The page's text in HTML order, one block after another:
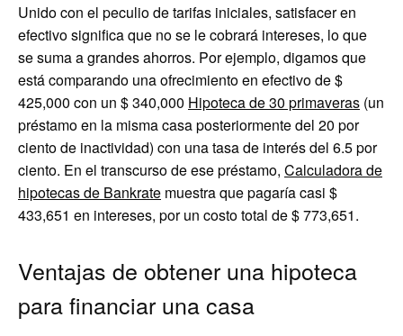
Unido con el peculio de tarifas iniciales, satisfacer en
efectivo significa que no se le cobrará intereses, lo que
se suma a grandes ahorros. Por ejemplo, digamos que
está comparando una ofrecimiento en efectivo de $
425,000 con un $ 340,000 Hipoteca de 30 primaveras (un
préstamo en la misma casa posteriormente del 20 por
ciento de inactividad) con una tasa de interés del 6.5 por
ciento. En el transcurso de ese préstamo, Calculadora de
hipotecas de Bankrate muestra que pagaría casi $
433,651 en intereses, por un costo total de $ 773,651.
Ventajas de obtener una hipoteca
para financiar una casa